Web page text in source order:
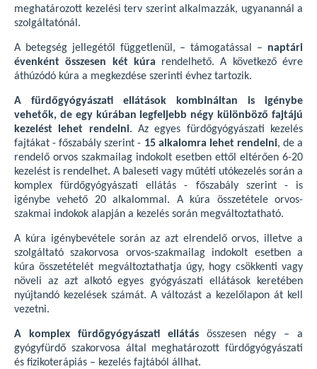
meghatározott kezelési terv szerint alkalmazzák, ugyanannál a
szolgáltatónál.
A betegség jellegétől függetlenül, – támogatással – naptári
évenként összesen két kúra rendelhető. A következő évre
áthúzódó kúra a megkezdése szerinti évhez tartozik.
A fürdőgyógyászati ellátások kombináltan is igénybe
vehetők, de egy kúrában legfeljebb négy különböző fajtájú
kezelést lehet rendelni. Az egyes fürdőgyógyászati kezelés
fajtákat - főszabály szerint - 15 alkalomra lehet rendelni, de a
rendelő orvos szakmailag indokolt esetben ettől eltérően 6-20
kezelést is rendelhet. A baleseti vagy műtéti utókezelés során a
komplex fürdőgyógyászati ellátás - főszabály szerint - is
igénybe vehető 20 alkalommal. A kúra összetétele orvos-
szakmai indokok alapján a kezelés során megváltoztatható.
A kúra igénybevétele során az azt elrendelő orvos, illetve a
szolgáltató szakorvosa orvos-szakmailag indokolt esetben a
kúra összetételét megváltoztathatja úgy, hogy csökkenti vagy
növeli az azt alkotó egyes gyógyászati ellátások keretében
nyújtandó kezelések számát. A változást a kezelőlapon át kell
vezetni.
A komplex fürdőgyógyászati ellátás összesen négy – a
gyógyfürdő szakorvosa által meghatározott fürdőgyógyászati
és fizikoterápiás – kezelés fajtából állhat.